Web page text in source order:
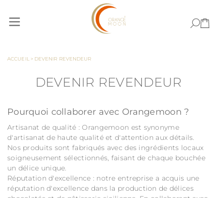
ACCUEIL > DEVENIR REVENDEUR
DEVENIR REVENDEUR
Pourquoi collaborer avec Orangemoon ?
Artisanat de qualité : Orangemoon est synonyme
d'artisanat de haute qualité et d'attention aux détails.
Nos produits sont fabriqués avec des ingrédients locaux
soigneusement sélectionnés, faisant de chaque bouchée
un délice unique.
Réputation d'excellence : notre entreprise a acquis une
réputation d'excellence dans la production de délices